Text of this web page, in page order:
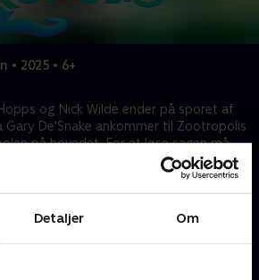
Detaljer Om
• 2025 • 6+
og Nick Wilde ender på sporet af
De'Snake ankommer til Zootropolis
på hovedet. For at løse sagen må
i uventede nye dele af byen, hvor
bliver sat på prøve som aldrig før.